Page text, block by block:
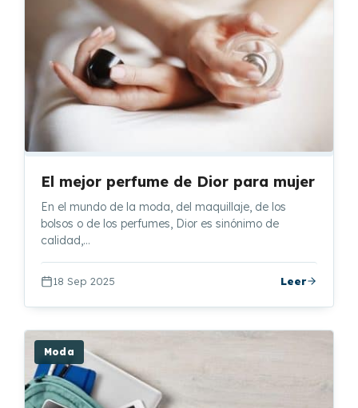
El mejor perfume de Dior para mujer
En el mundo de la moda, del maquillaje, de los
bolsos o de los perfumes, Dior es sinónimo de
calidad,…
18 Sep 2025 Leer
Moda